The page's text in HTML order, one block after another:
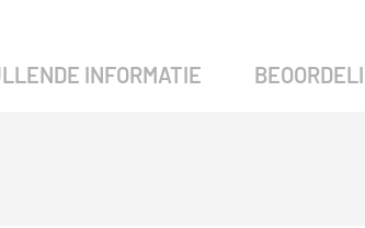
INFORMATIE